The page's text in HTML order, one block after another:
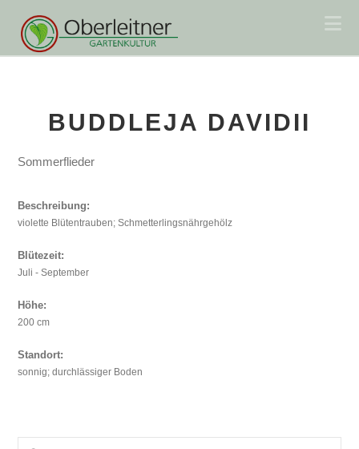
BUDDLEJA DAVIDII
Sommerflieder
Beschreibung:
violette Blütentrauben; Schmetterlingsnährgehölz
Blütezeit:
Juli - September
Höhe:
200 cm
Standort:
sonnig; durchlässiger Boden